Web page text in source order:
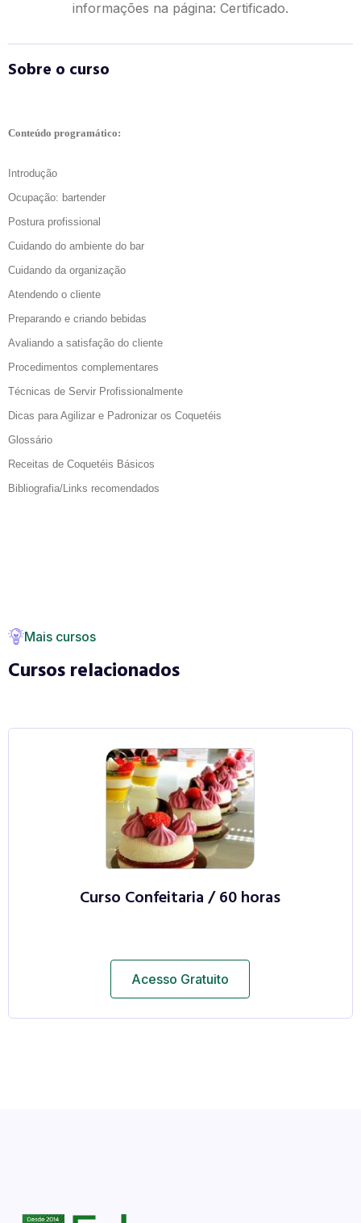
informações na página: Certificado.
Sobre o curso
Conteúdo programático:
Introdução
Ocupação: bartender
Postura profissional
Cuidando do ambiente do bar
Cuidando da organização
Atendendo o cliente
Preparando e criando bebidas
Avaliando a satisfação do cliente
Procedimentos complementares
Técnicas de Servir Profissionalmente
Dicas para Agilizar e Padronizar os Coquetéis
Glossário
Receitas de Coquetéis Básicos
Bibliografia/Links recomendados
Mais cursos
Cursos relacionados
Curso Confeitaria / 60 horas
Acesso Gratuito